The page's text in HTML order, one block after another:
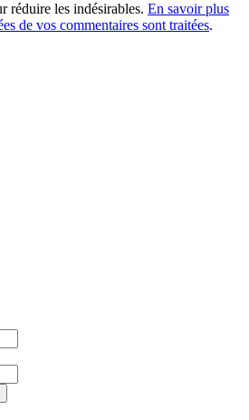
réduire les indésirables. En savoir plus
de vos commentaires sont traitées.